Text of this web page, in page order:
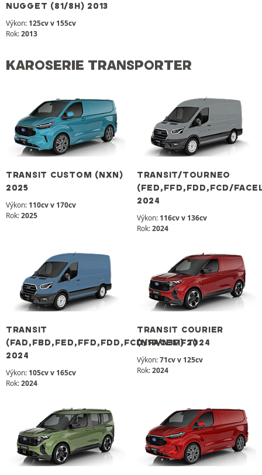
NUGGET (81/8H) 2013
Výkon: 125cv v 155cv
Rok:2013
KAROSERIE TRANSPORTER
TRANSIT CUSTOM (NXN)
2025
Výkon: 110cv v 170cv
Rok:2025
TRANSIT/TOURNEO
(FED,FFD,FDD,FCD/
2024
Výkon: 116cv v 136cv
Rok:2024
TRANSIT
(FAD,FBD,FED,FFD,FDD,FCD/FACELIFT)
2024
Výkon: 105cv v 165cv
Rok:2024
TRANSIT COURIER
(N1P/N3P) 2024
Výkon:71cv v 125cv
Rok:2024